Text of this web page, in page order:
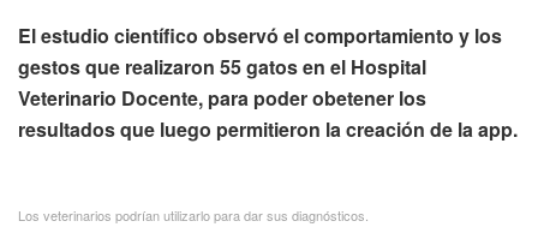
El estudio científico observó el comportamiento y los
gestos que realizaron 55 gatos en el Hospital
Veterinario Docente, para poder obetener los
resultados que luego permitieron la creación de la app.
Los veterinarios podrían utilizarlo para dar sus diagnósticos.